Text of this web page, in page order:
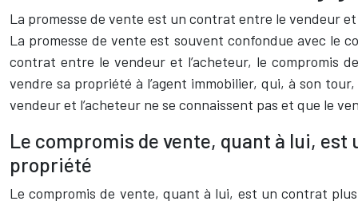
La promesse de vente est un contrat entre le vendeur
La promesse de vente est souvent confondue avec le
contrat entre le vendeur et l’acheteur, le compromis
vendre sa propriété à l’agent immobilier, qui, à son
vendeur et l’acheteur ne se connaissent pas et que le
Le compromis de vente, quant à lui,
propriété
Le compromis de vente, quant à lui, est un contrat